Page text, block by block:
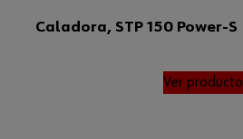
Caladora, STP 150 Power-S
Ver producto